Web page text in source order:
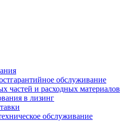
обслуживание
частей и расходных материалов
в лизинг
обслуживание